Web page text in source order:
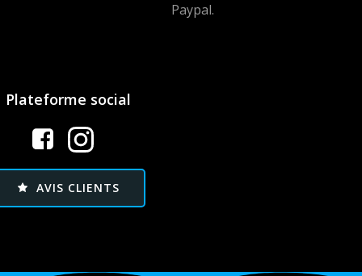
Paypal.
Plateforme social
AVIS CLIENTS